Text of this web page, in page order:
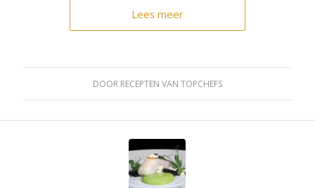
Lees meer
DOOR RECEPTEN VAN TOPCHEFS